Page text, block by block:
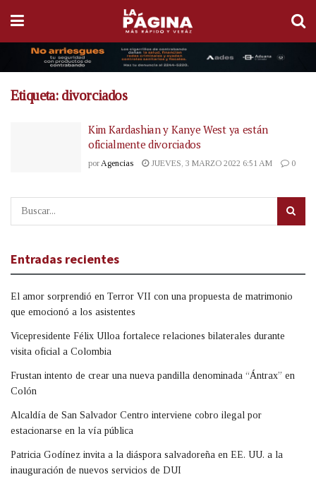
Etiqueta: divorciados
Kim Kardashian y Kanye West ya están
oficialmente divorciados
por Agencias JUEVES, 3 MARZO 2022 6:51 AM 0
Entradas recientes
El amor sorprendió en Terror VII con una propuesta de matrimonio
que emocionó a los asistentes
Vicepresidente Félix Ulloa fortalece relaciones bilaterales durante
visita oficial a Colombia
Frustan intento de crear una nueva pandilla denominada “Ántrax” en
Colón
Alcaldía de San Salvador Centro interviene cobro ilegal por
estacionarse en la vía pública
Patricia Godínez invita a la diáspora salvadoreña en EE. UU. a la
inauguración de nuevos servicios de DUI